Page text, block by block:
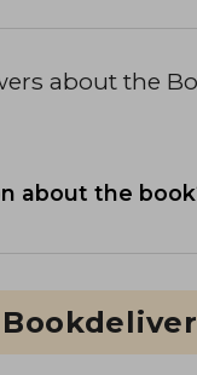
about the
about the